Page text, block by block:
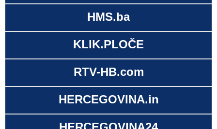
HMS.ba
KLIK.PLOČE
RTV-HB.com
HERCEGOVINA.in